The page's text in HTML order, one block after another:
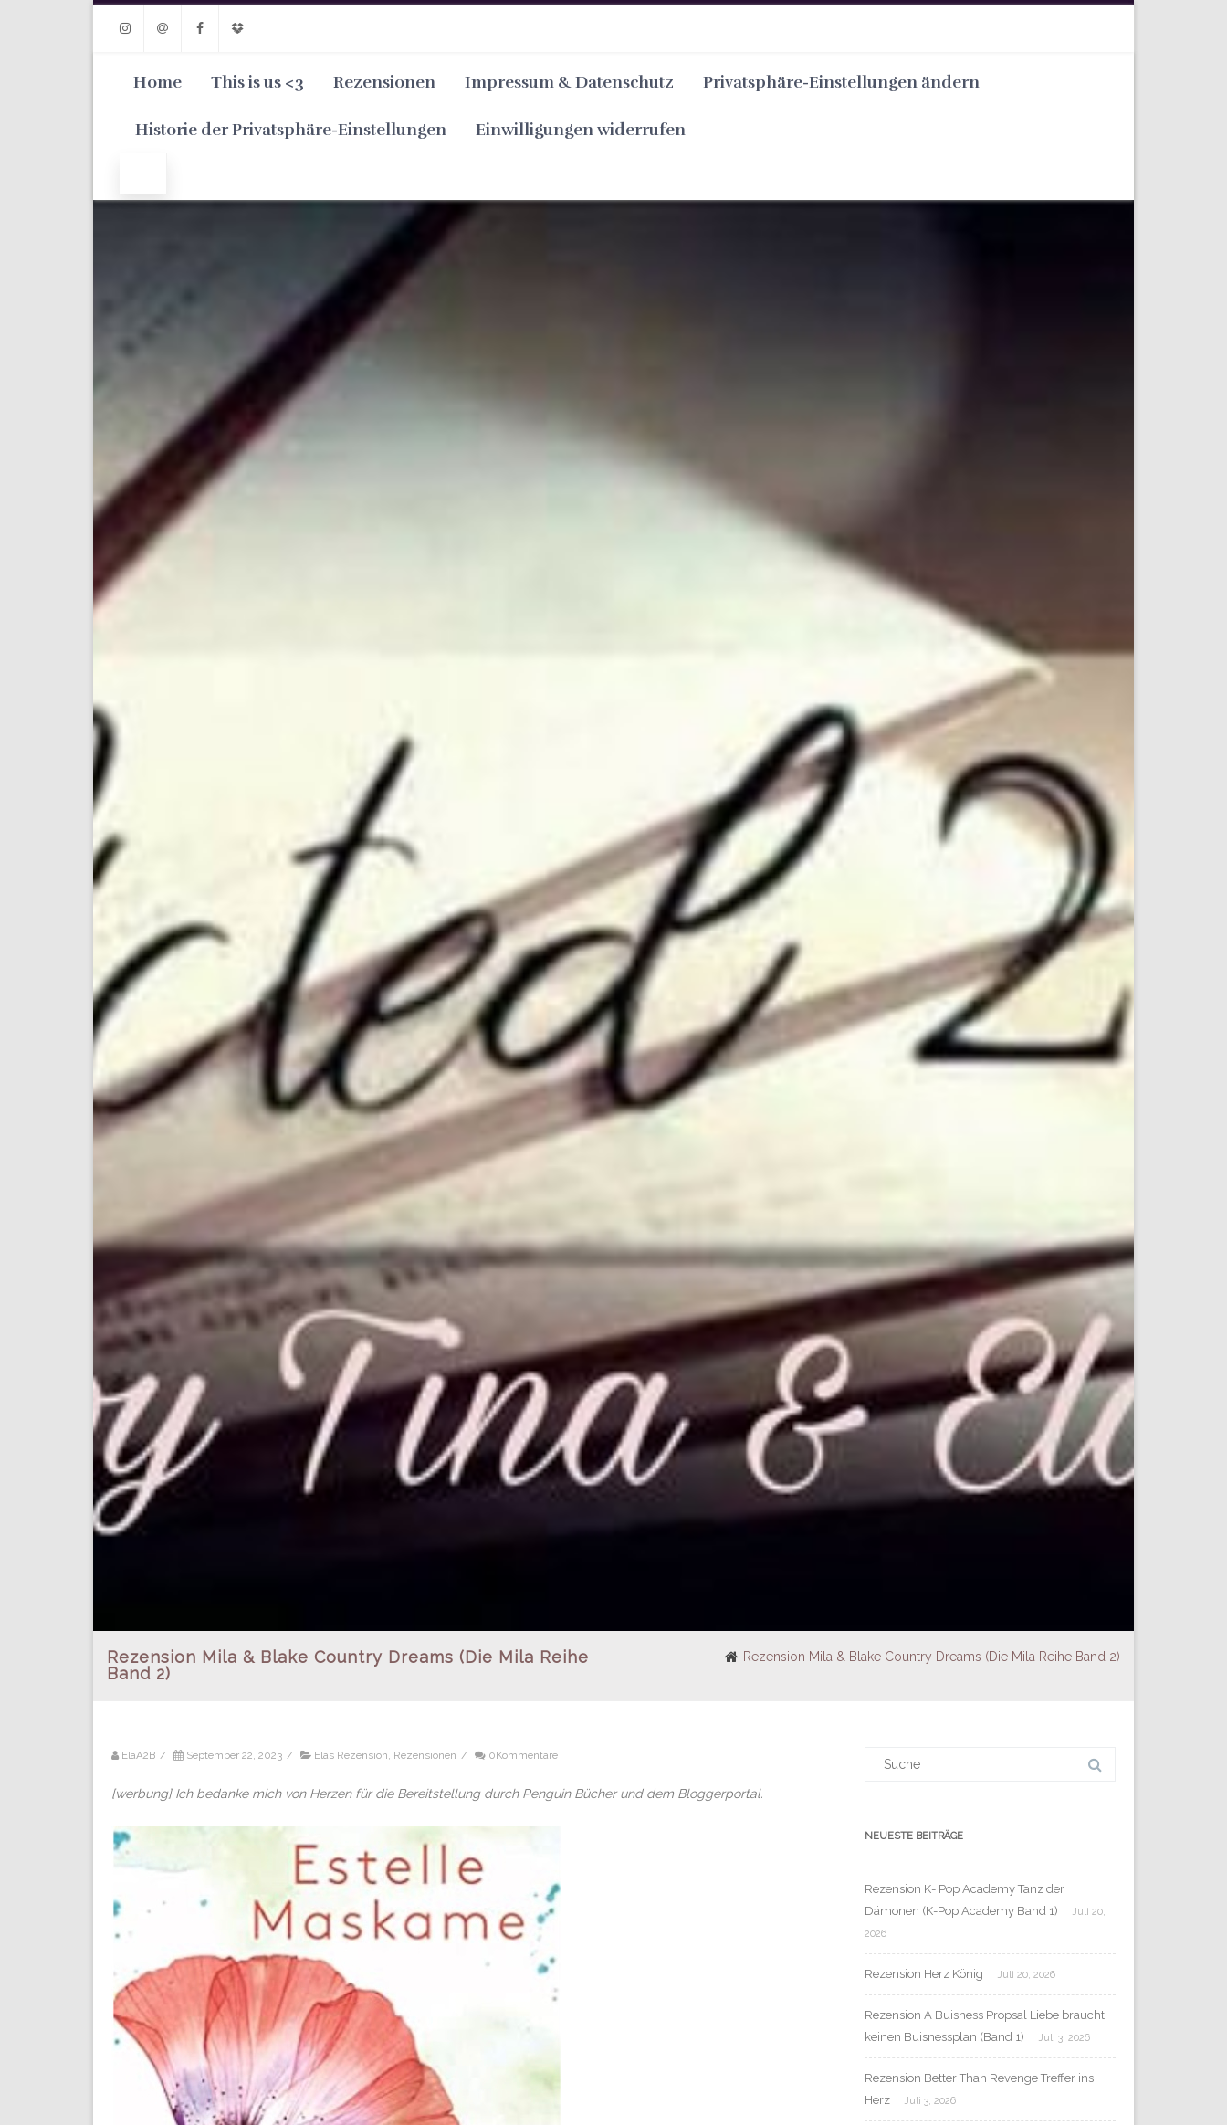
InstagramEmail FacebookDropbox
Home This is us <3 Rezensionen Impressum & Datenschutz Privatsphäre-Einstellungen ändern
Historie der Privatsphäre-Einstellungen Einwilligungen widerrufen
Rezension Mila & Blake Country Dreams (Die Mila Reihe
Band 2)
Rezension Mila & Blake Country Dreams (Die Mila Reihe Band 2)
ElaA2B / September 22, 2023 / Elas Rezension, Rezensionen / 0Kommentare
[werbung] Ich bedanke mich von Herzen für die Bereitstellung durch Penguin Bücher und dem Bloggerportal.
NEUESTE BEITRÄGE
Rezension K- Pop Academy Tanz der
Dämonen (K-Pop Academy Band 1)
Juli 20,
2026
Rezension Herz König Juli 20, 2026
Rezension A Buisness Propsal Liebe braucht
keinen Buisnessplan (Band 1)
Juli 3, 2026
Rezension Better Than Revenge Treffer ins
Herz
Juli 3, 2026